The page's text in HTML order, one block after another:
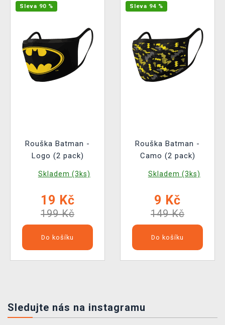
Sleva 90 %
Rouška Batman -
Logo (2 pack)
Skladem (3ks)
19 Kč
199 Kč
Do košíku
Sleva 94 %
Rouška Batman -
Camo (2 pack)
Skladem (3ks)
9 Kč
149 Kč
Do košíku
Sledujte nás na instagramu